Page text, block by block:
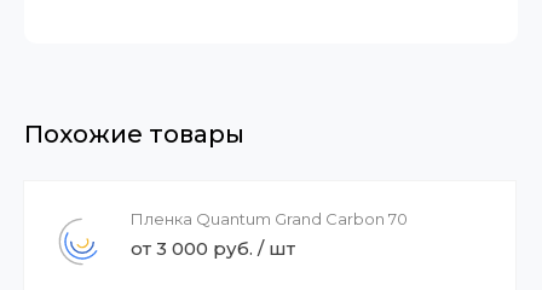
Похожие товары
Пленка Quantum Grand Carbon 70
от 3 000 руб. / шт